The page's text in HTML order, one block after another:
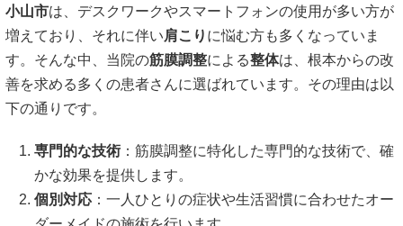
小山市は、デスクワークやスマートフォンの使用が多い方が
増えており、それに伴い肩こり に悩む方も多くなっていま
す。そんな中、当院の筋膜調整による整体は、根本からの改
善を求める多くの患者さんに選ばれています。その理由は以
下の通りです。
専門的な技術 ：筋膜調整に特化した専門的な技術で、確
かな効果を提供します。
個別対応 ：一人ひとりの症状や生活習慣に合わせたオー